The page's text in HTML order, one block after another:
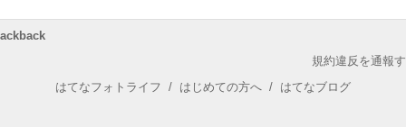
規約違反を通報
はてなフォトライフ / はじめての方へ / はてなブログ